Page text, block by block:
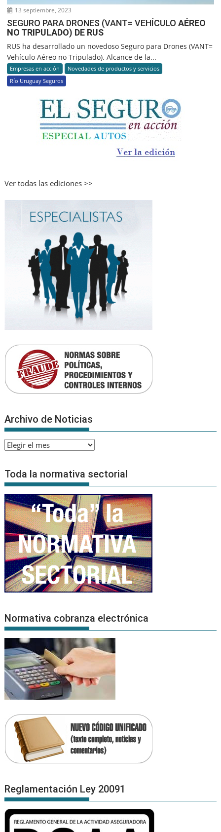
13 septiembre, 2023
SEGURO PARA DRONES (VANT= VEHÍCULOAÉREO
NO TRIPULADO) DE RUS
RUS ha desarrollado un novedoso Seguro para Drones (VANT=
Vehículo Aéreo no Tripulado). Alcance de la...
Empresas en acción
Novedades de productos y servicios
Río Uruguay Seguros
Ver todas las ediciones >>
Archivo de Noticias
Archivo
Noticias
Toda la normativa sectorial
Normativa cobranza electrónica
Reglamentación Ley 20091